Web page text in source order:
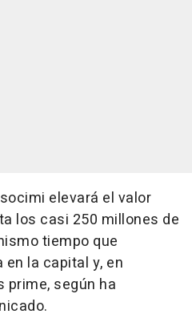
elevará el valor
los casi 250 millones de
tiempo que
la capital y, en
prime, según ha